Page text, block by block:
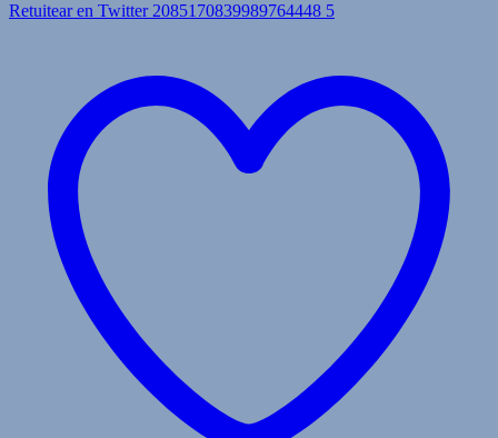
Retuitear en Twitter 2085170839989764448 5